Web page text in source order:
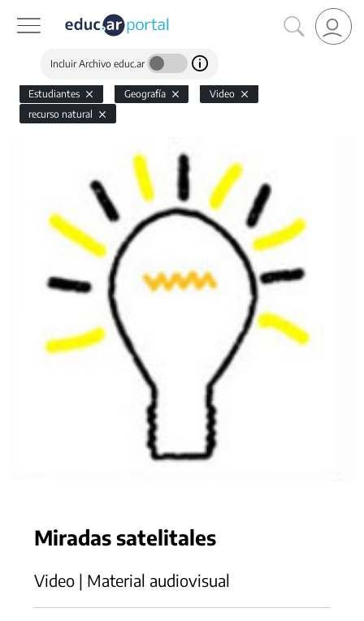
Incluir Archivo educ.ar
Estudiantes Geografía
Video
recurso natural
Miradas satelitales
Video | Material audiovisual